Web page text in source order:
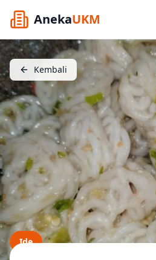
AnekaUKM
Kembali
Ide